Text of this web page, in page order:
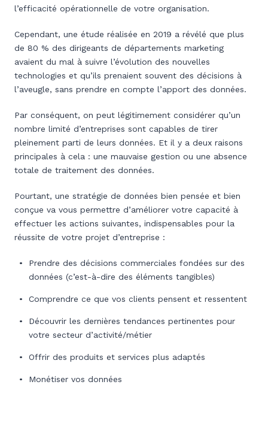
l’efficacité opérationnelle de votre organisation.
Cependant, une étude réalisée en 2019 a révélé que plus
de 80 % des dirigeants de départements marketing
avaient du mal à suivre l’évolution des nouvelles
technologies et qu’ils prenaient souvent des décisions à
l’aveugle, sans prendre en compte l’apport des données.
Par conséquent, on peut légitimement considérer qu’un
nombre limité d’entreprises sont capables de tirer
pleinement parti de leurs données. Et il y a deux raisons
principales à cela : une mauvaise gestion ou une absence
totale de traitement des données.
Pourtant, une stratégie de données bien pensée et bien
conçue va vous permettre d’améliorer votre capacité à
effectuer les actions suivantes, indispensables pour la
réussite de votre projet d’entreprise :
Prendre des décisions commerciales fondées sur des
données (c’est-à-dire des éléments tangibles)
Comprendre ce que vos clients pensent et ressentent
Découvrir les dernières tendances pertinentes pour
votre secteur d’activité/métier
Offrir des produits et services plus adaptés
Monétiser vos données